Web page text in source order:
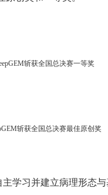
斩获全国总决赛一等奖
斩获全国总决赛最佳原创奖
学习并建立病理形态